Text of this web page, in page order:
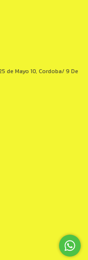
de Mayo 10, Cordoba/ 9 De